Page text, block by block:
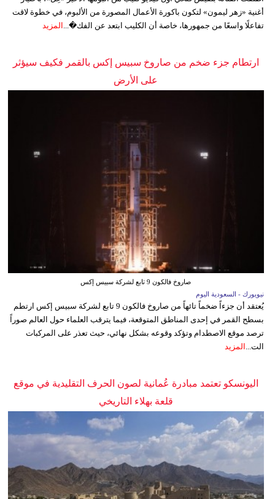
أغنية «زهر ليمون» لتكون باكورة الأعمال المصورة من الألبوم، في خطوة لاقت
تفاعلًا واسعًا من جمهورها، خاصة أن الكليب ابتعد عن الفك�... المزيد
ارتطام جزء ضخم من صاروخ سبيس إكس بالقمر فكيف سيؤثر
على الأرض
صاروخ فالكون 9 تابع لشركة سبيس إكس
نيويورك - السعودية اليوم
يُعتقد أن جزءاً ضخماً تائهاً من صاروخ فالكون 9 تابع لشركة سبيس إكس ارتطم
بسطح القمر في إحدى المناطق المتوقعة، فيما يترقب العلماء حول العالم صوراً
ترصد موقع الاصطدام وتؤكد وقوعه بشكل نهائي، حيث تعذر على المركبات
الت...
المزيد
اليونسكو تعتمد مبادرة عُمانية لصون الحرف التقليدية في موقع
قلعة بهلاء التاريخي